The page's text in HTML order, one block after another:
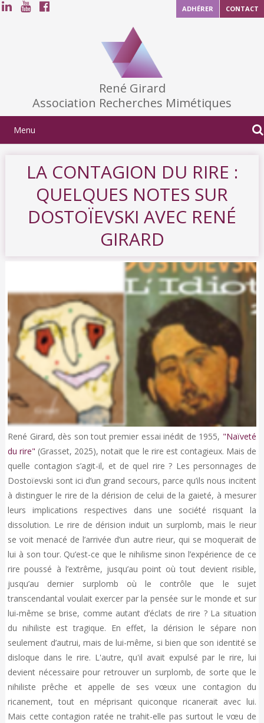
René Girard
Association Recherches Mimétiques
ADHÉRER CONTACT
LA CONTAGION DU RIRE :
QUELQUES NOTES SUR
DOSTOÏEVSKI AVEC RENÉ
GIRARD
René Girard, dès son tout premier essai inédit de 1955, "Naïveté
du rire" (Grasset, 2025), notait que le rire est contagieux. Mais de
quelle contagion s’agit-il, et de quel rire ? Les personnages de
Dostoïevski sont ici d’un grand secours, parce qu’ils nous incitent
à distinguer le rire de la dérision de celui de la gaieté, à mesurer
leurs implications respectives dans une société risquant la
dissolution. Le rire de dérision induit un surplomb, mais le rieur
se voit menacé de l’arrivée d’un autre rieur, qui se moquerait de
lui à son tour. Qu’est-ce que le nihilisme sinon l’expérience de ce
rire poussé à l’extrême, jusqu’au point où tout devient risible,
jusqu’au dernier surplomb où le contrôle que le sujet
transcendantal voulait exercer par la pensée sur le monde et sur
lui-même se brise, comme autant d’éclats de rire ? La situation
du nihiliste est tragique. En effet, la dérision le sépare non
seulement d’autrui, mais de lui-même, si bien que son identité se
disloque dans le rire. L'autre, qu'il avait expulsé par le rire, lui
devient nécessaire pour retrouver un surplomb, de sorte que le
nihiliste prêche et appelle de ses vœux une contagion du
ricanement, tout en méprisant quiconque ricanerait avec lui.
Mais cette contagion ratée ne trahit-elle pas surtout le vœu de